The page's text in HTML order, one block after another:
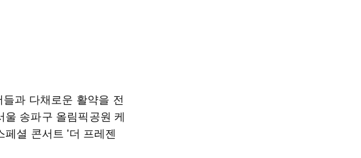
과 다채로운 활약을 전
송파구 올림픽공원 케
셜 콘서트 '더 프레젠